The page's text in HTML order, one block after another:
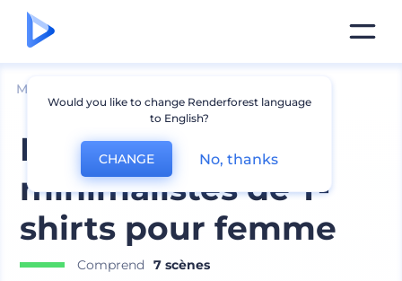
Mockups
Maquettes
minimalistes de T-
shirts pour femme
Comprend
7 scènes
Would you like to change Renderforest language
to English?
CHANGE No, thanks